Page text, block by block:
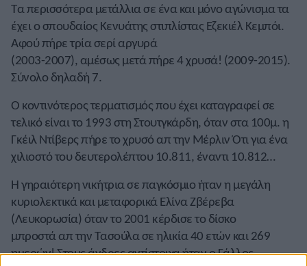
Τα περισσότερα μετάλλια σε ένα και μόνο αγώνισμα τα
έχει ο σπουδαίος Κενυάτης στιπλίστας Εζεκιέλ Κεμπόι.
Αφού πήρε τρία σερί αργυρά
(2003-2007), αμέσως μετά πήρε 4 χρυσά! (2009-2015).
Σύνολο δηλαδή 7.
Ο κοντινότερος τερματισμός που έχει καταγραφεί σε
τελικό είναι το 1993 στη Στουτγκάρδη, όταν στα 100μ. η
Γκέιλ Ντίβερς πήρε το χρυσό απ την Μέρλιν Ότι για ένα
χιλιοστό του δευτερολέπτου 10.811, έναντι 10.812…
Η γηραιότερη νικήτρια σε παγκόσμιο ήταν η μεγάλη
κυριολεκτικά και μεταφορικά Ελίνα Ζβέρεβα
(Λευκορωσία) όταν το 2001 κέρδισε το δίσκο
μπροστά απ την Τασούλα σε ηλικία 40 ετών και 269
ημερών! Στους άνδρες αντίστοιχα ήταν ο Γάλλος